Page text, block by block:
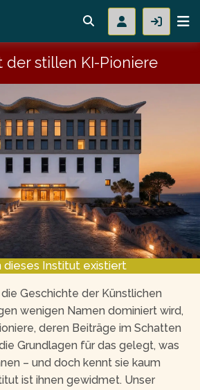
stillen KI-Pioniere
dieses Institut existiert
Geschichte der Künstlichen
wenigen Namen dominiert wird,
deren Beiträge im Schatten
Grundlagen für das gelegt, was
– und doch kennt sie kaum
ist ihnen gewidmet. Unser